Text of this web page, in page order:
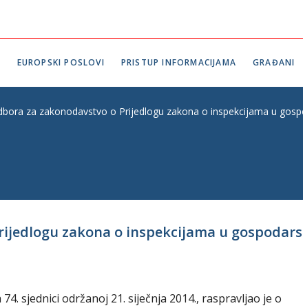
EUROPSKI POSLOVI PRISTUP INFORMACIJAMA GRAĐANI
za zakonodavstvo o Prijedlogu zakona o inspekcijama u
zakona o inspekcijama u
sjednici održanoj 21. siječnja 2014., raspravljao je o